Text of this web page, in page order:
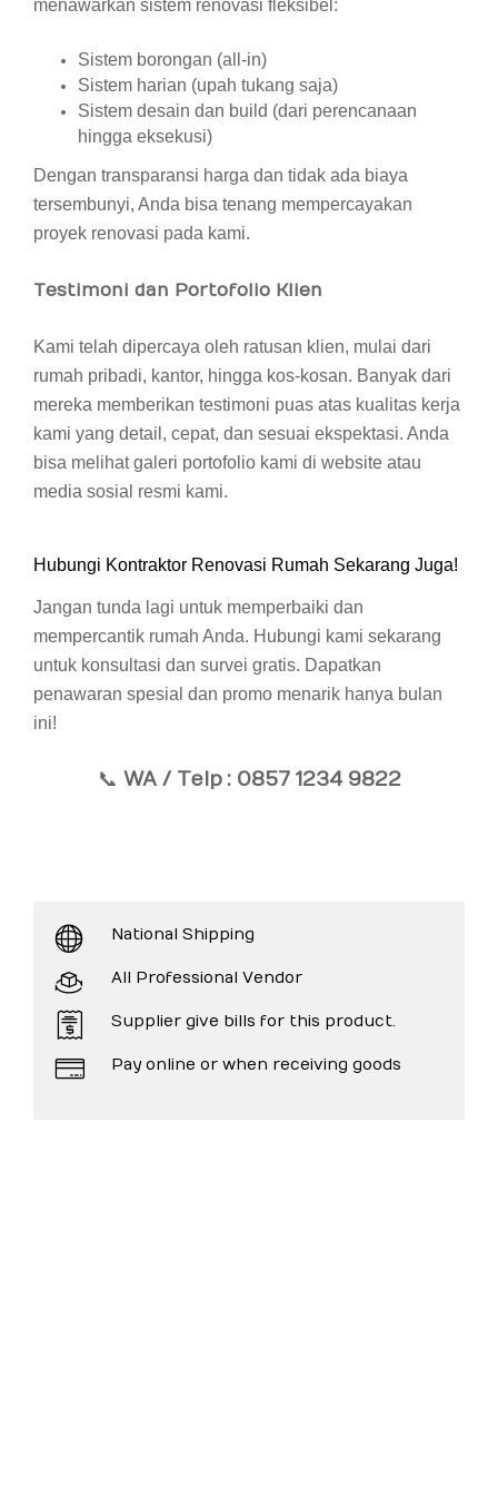
menawarkan sistem renovasi fleksibel:
Sistem borongan (all-in)
Sistem harian (upah tukang saja)
Sistem desain dan build (dari perencanaan
hingga eksekusi)
Dengan transparansi harga dan tidak ada biaya
tersembunyi, Anda bisa tenang mempercayakan
proyek renovasi pada kami.
Testimoni dan Portofolio Klien
Kami telah dipercaya oleh ratusan klien, mulai dari
rumah pribadi, kantor, hingga kos-kosan. Banyak dari
mereka memberikan testimoni puas atas kualitas kerja
kami yang detail, cepat, dan sesuai ekspektasi. Anda
bisa melihat galeri portofolio kami di website atau
media sosial resmi kami.
Hubungi Kontraktor Renovasi Rumah Sekarang Juga!
Jangan tunda lagi untuk memperbaiki dan
mempercantik rumah Anda. Hubungi kami sekarang
untuk konsultasi dan survei gratis. Dapatkan
penawaran spesial dan promo menarik hanya bulan
ini!
📞 WA / Telp : 0857 1234 9822
National Shipping
All Professional Vendor
Supplier give bills for this product.
Pay online or when receiving goods